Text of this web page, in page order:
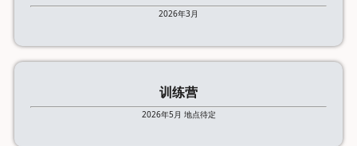
2026年3月
训练营
2026年5月 地点待定